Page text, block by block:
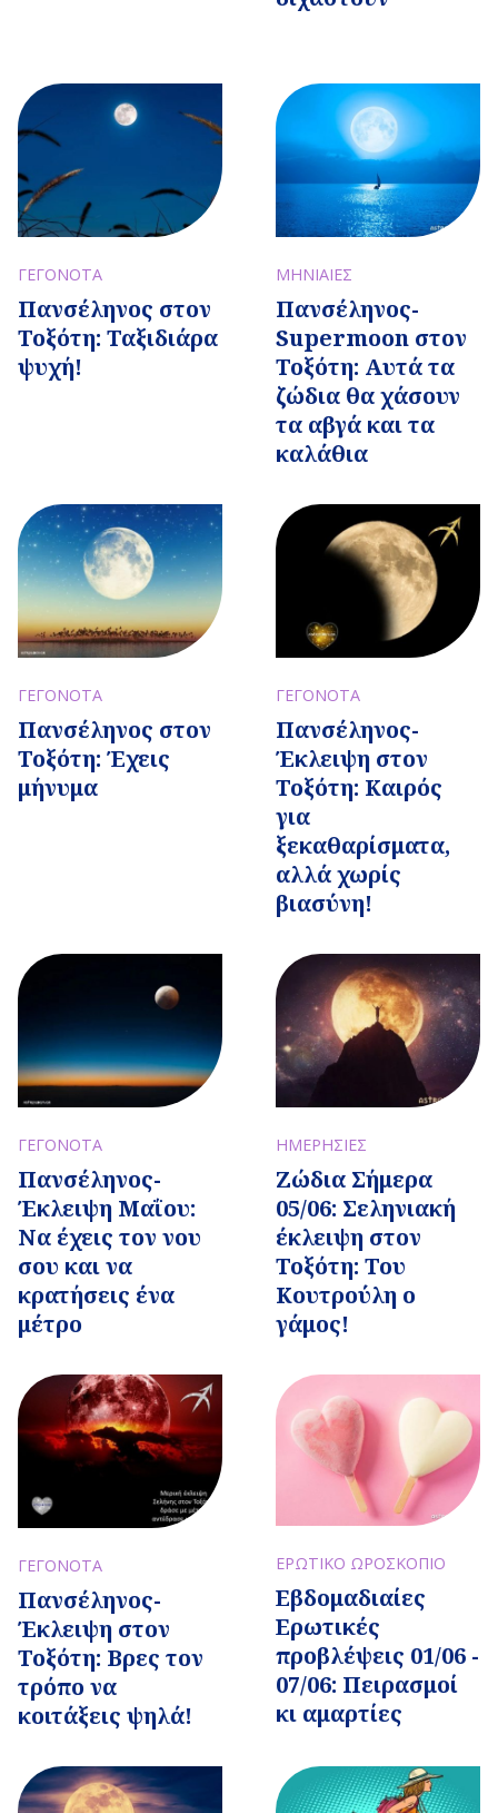
ΓΕΓΟΝΟΤΑ
Πανσέληνος στον
Τοξότη: Ταξιδιάρα
ψυχή!
ΜΗΝΙΑΙΕΣ
Πανσέληνος-
Supermoon στον
Τοξότη: Αυτά τα
ζώδια θα χάσουν
τα αβγά και τα
καλάθια
ΓΕΓΟΝΟΤΑ
Πανσέληνος στον
Τοξότη: Έχεις
μήνυμα
ΓΕΓΟΝΟΤΑ
Πανσέληνος-
Έκλειψη στον
Τοξότη: Καιρός
για
ξεκαθαρίσματα,
αλλά χωρίς
βιασύνη!
ΓΕΓΟΝΟΤΑ
Πανσέληνος-
Έκλειψη Μαΐου:
Να έχεις τον νου
σου και να
κρατήσεις ένα
μέτρο
ΗΜΕΡΗΣΙΕΣ
Ζώδια Σήμερα
05/06: Σεληνιακή
έκλειψη στον
Τοξότη: Του
Κουτρούλη ο
γάμος!
ΓΕΓΟΝΟΤΑ
Πανσέληνος-
Έκλειψη στον
Τοξότη: Βρες τον
τρόπο να
κοιτάξεις ψηλά!
ΕΡΩΤΙΚΟ ΩΡΟΣΚΟΠΙΟ
Εβδομαδιαίες
Ερωτικές
προβλέψεις 01/06 -
07/06: Πειρασμοί
κι αμαρτίες